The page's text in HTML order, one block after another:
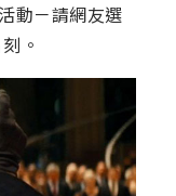
動－請網友選
。